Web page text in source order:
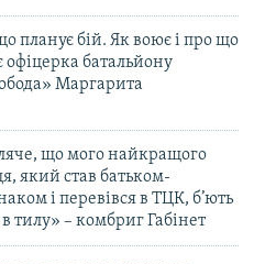
планує бій. Як воює і про що
офіцерка батальйону
Маргарита
що мого найкращого
який став батьком-
і перевівся в ТЦК, б’ють
в тилу» – комбриг Габінет